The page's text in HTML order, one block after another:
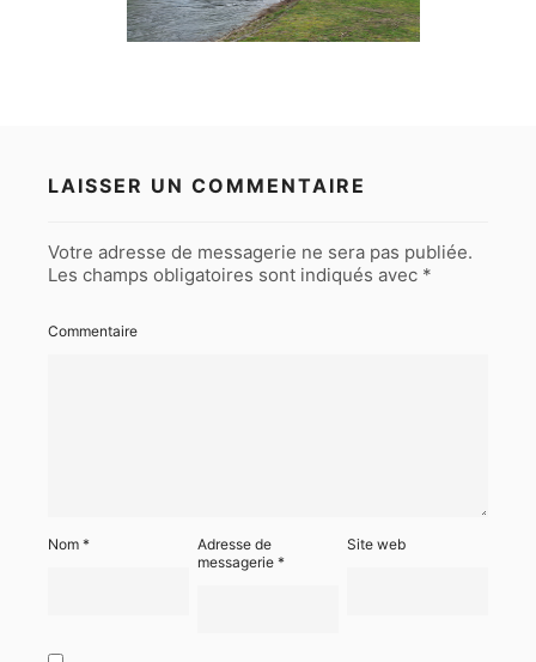
LAISSER UN COMMENTAIRE
Votre adresse de messagerie ne sera pas publiée.
Les champs obligatoires sont indiqués avec *
Commentaire
Nom *
Adresse de
messagerie*
Site web